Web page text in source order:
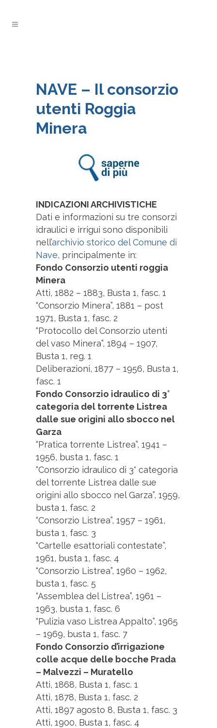
NAVE – Il consorzio
utenti Roggia
Minera
INDICAZIONI ARCHIVISTICHE
Dati e informazioni su tre consorzi
idraulici e irrigui sono disponibili
nell’archivio storico del Comune di
Nave, principalmente in:
Fondo Consorzio utenti roggia
Minera
Atti, 1882 – 1883, Busta 1, fasc. 1
“Consorzio Minera”, 1881 – post
1971, Busta 1, fasc. 2
“Protocollo del Consorzio utenti
del vaso Minera”, 1894 – 1907,
Busta 1, reg. 1
Deliberazioni, 1877 – 1956, Busta 1,
fasc. 1
Fondo Consorzio idraulico di 3°
categoria del torrente Listrea
dalle sue origini allo sbocco nel
Garza
“Pratica torrente Listrea”, 1941 –
1956, busta 1, fasc. 1
“Consorzio idraulico di 3° categoria
del torrente Listrea dalle sue
origini allo sbocco nel Garza”, 1959,
busta 1, fasc. 2
“Consorzio Listrea”, 1957 – 1961,
busta 1, fasc. 3
“Cartelle esattoriali contestate”,
1961, busta 1, fasc. 4
“Consorzio Listrea”, 1960 – 1962,
busta 1, fasc. 5
“Assemblea del Listrea”, 1961 –
1963, busta 1, fasc. 6
“Pulizia vaso Listrea Appalto”, 1965
– 1969, busta 1, fasc. 7
Fondo Consorzio d’irrigazione
colle acque delle bocche Prada
– Malvezzi – Muratello
Atti, 1868, Busta 1, fasc. 1
Atti, 1878, Busta 1, fasc. 2
Atti, 1897 agosto 8, Busta 1, fasc. 3
Atti, 1900, Busta 1, fasc. 4